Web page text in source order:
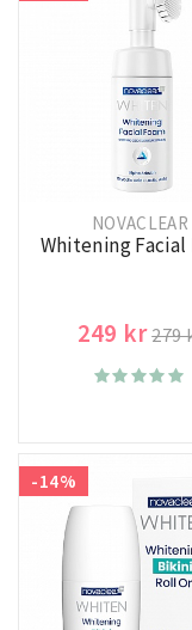
NOVACLEAR
Whitening Facial
249 kr279
-14%